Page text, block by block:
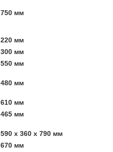
750 мм
220 мм
300 мм
550 мм
480 мм
610 мм
465 мм
590 x 360 x 790 мм
670 мм